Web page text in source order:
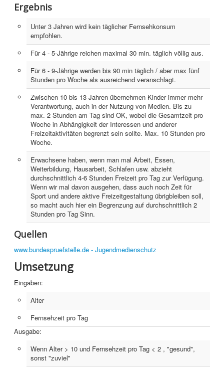
PHP
Webdesign
CMS
Grafik
JavaScript
Sicherheit
Webdesign +
Home
PovRay
PHP
Webdesign
CMS
Grafik
JavaScript
PovRay
PHP
Webdesign
Ergebnis
Unter 3 Jahren wird kein täglicher Fernsehkonsum
empfohlen.
Für 4 - 5-Jährige reichen maximal 30 min. täglich völlig aus.
Für 6 - 9-Jährige werden bis 90 min täglich / aber max fünf
Stunden pro Woche als ausreichend veranschlagt.
Zwischen 10 bis 13 Jahren übernehmen Kinder immer mehr
Verantwortung, auch in der Nutzung von Medien. Bis zu
max. 2 Stunden am Tag sind OK, wobei die Gesamtzeit pro
Woche in Abhängigkeit der Interessen und anderer
Freizeitaktivitäten begrenzt sein sollte. Max. 10 Stunden pro
Woche.
Erwachsene haben, wenn man mal Arbeit, Essen,
Weiterbildung, Hausarbeit, Schlafen usw. abzieht
durchschnittlich 4-6 Stunden Freizeit pro Tag zur Verfügung.
Wenn wir mal davon ausgehen, dass auch noch Zeit für
Sport und andere aktive Freizeitgestaltung übrigbleiben soll,
so macht auch hier ein Begrenzung auf durchschnittlich 2
Stunden pro Tag Sinn.
Quellen
www.bundespruefstelle.de - Jugendmedienschutz
Umsetzung
Eingaben:
Alter
Fernsehzeit pro Tag
Ausgabe:
Wenn Alter > 10 und Fernsehzeit pro Tag < 2 , "gesund",
sonst "zuviel"